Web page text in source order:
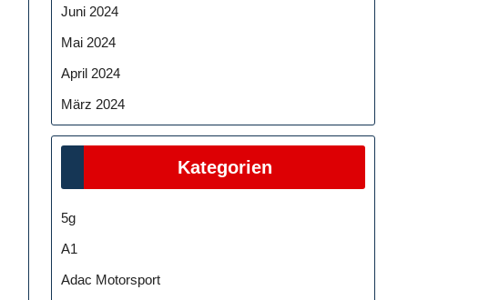
Juni 2024
Mai 2024
April 2024
März 2024
Kategorien
5g
A1
Adac Motorsport